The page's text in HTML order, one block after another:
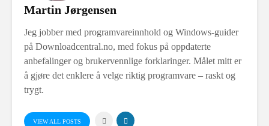
Martin Jørgensen
Jeg jobber med programvareinnhold og Windows-guider
på Downloadcentral.no, med fokus på oppdaterte
anbefalinger og brukervennlige forklaringer. Målet mitt er
å gjøre det enklere å velge riktig programvare – raskt og
trygt.
VIEW ALL POSTS